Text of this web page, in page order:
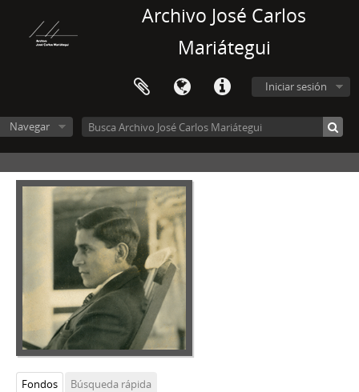
Archivo José Carlos
Mariátegui
Iniciar sesión
Navegar
Fondos
Búsqueda rápida